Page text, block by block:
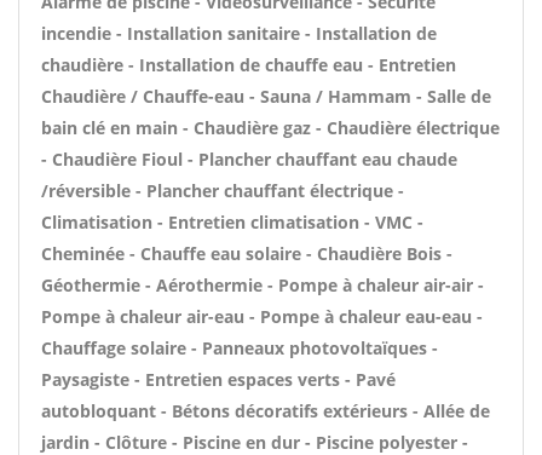
incendie - Installation sanitaire - Installation de
chaudière - Installation de chauffe eau - Entretien
Chaudière / Chauffe-eau - Sauna / Hammam - Salle de
bain clé en main - Chaudière gaz - Chaudière électrique
- Chaudière Fioul - Plancher chauffant eau chaude
/réversible - Plancher chauffant électrique -
Climatisation - Entretien climatisation - VMC -
Cheminée - Chauffe eau solaire - Chaudière Bois -
Géothermie - Aérothermie - Pompe à chaleur air-air -
Pompe à chaleur air-eau - Pompe à chaleur eau-eau -
Chauffage solaire - Panneaux photovoltaïques -
Paysagiste - Entretien espaces verts - Pavé
autobloquant - Bétons décoratifs extérieurs - Allée de
jardin - Clôture - Piscine en dur - Piscine polyester -